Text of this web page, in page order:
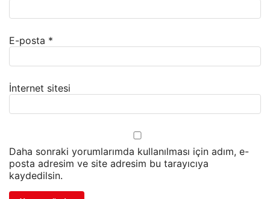
E-posta *
İnternet sitesi
Daha sonraki yorumlarımda kullanılması için adım, e-
posta adresim ve site adresim bu tarayıcıya
kaydedilsin.